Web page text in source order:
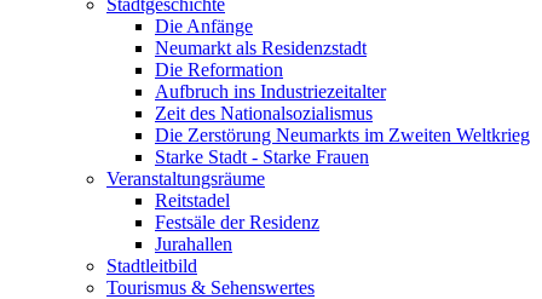
Stadtgeschichte
Die Anfänge
Neumarkt als Residenzstadt
Die Reformation
Aufbruch ins Industriezeitalter
Zeit des Nationalsozialismus
Die Zerstörung Neumarkts im Zweiten Weltkrieg
Starke Stadt - Starke Frauen
Veranstaltungsräume
Reitstadel
Festsäle der Residenz
Jurahallen
Stadtleitbild
Tourismus & Sehenswertes